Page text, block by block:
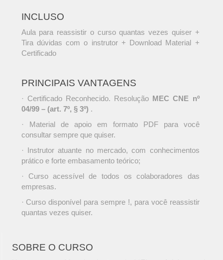
INCLUSO
Aula para reassistir o curso quantas vezes quiser +
Tira dúvidas com o instrutor + Download Material +
Certificado
PRINCIPAIS VANTAGENS
· Certificado Reconhecido. Resolução MEC CNE nº
04/99 – (art. 7º, § 3º) .
· Material de apoio em formato PDF para você
consultar sempre que quiser.
· Instrutor atuante no mercado, com conhecimentos
prático e forte embasamento teórico;
· Curso acessível de todos os colaboradores das
empresas.
· Curso disponível para sempre !, para você reassistir
quantas vezes quiser.
SOBRE O CURSO